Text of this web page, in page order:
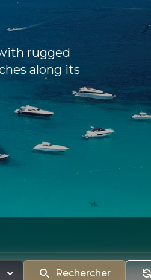
rugged
along its
Rechercher